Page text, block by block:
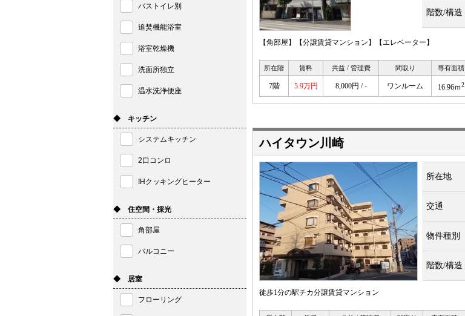
階数/構造
【角部屋】【分譲賃貸マンション】【エレベーター】
所在階 賃料 共益 / 管理費 間取り 専有面積
7階 5.9万円 8,000円 / - ワンルーム 16.96ｍ2
ハイタウン川崎
所在地
交通
物件種別
階数/構造
徒歩1分の駅チカ分譲賃貸マンション
バストイレ別
追焚機能浴室
浴室乾燥機
洗面所独立
温水洗浄便座
◆ キッチン
システムキッチン
2口コンロ
IHクッキングヒーター
◆ 住空間・採光
角部屋
バルコニー
◆ 居室
フローリング